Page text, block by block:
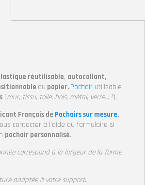
réutilisable, autocollant,
ou papier. Pochoir utilisable
(mur, tissu, toile, bois, métal, verre… ²).
Français de Pochoirs sur mesure,
contacter à l’aide du formulaire si
pochoir personnalisé.
correspond à la largeur de la forme
adaptée à votre support.